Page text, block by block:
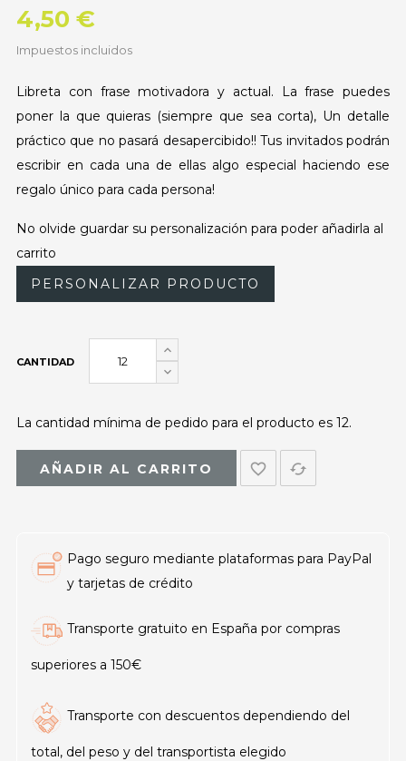
4,50 €
Impuestos incluidos
Libreta con frase motivadora y actual. La frase puedes
poner la que quieras (siempre que sea corta), Un detalle
práctico que no pasará desapercibido!! Tus invitados podrán
escribir en cada una de ellas algo especial haciendo ese
regalo único para cada persona!
No olvide guardar su personalización para poder añadirla al
carrito
PERSONALIZAR PRODUCTO
CANTIDAD
La cantidad mínima de pedido para el producto es 12.
AÑADIR AL CARRITO favorite_border cached
Pago seguro mediante plataformas para PayPal
y tarjetas de crédito
Transporte gratuito en España por compras
superiores a 150€
Transporte con descuentos dependiendo del
total, del peso y del transportista elegido